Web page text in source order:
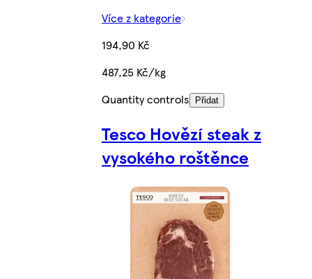
Více z kategorie
194,90 Kč
487,25 Kč/kg
Quantity controls
Přidat
Tesco Hovězí steak z
vysokého roštěnce